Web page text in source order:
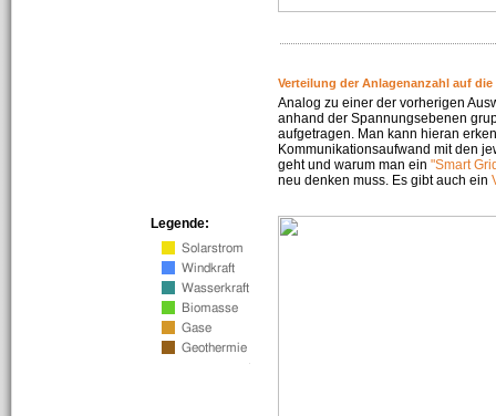
Verteilung der Anlagenanzahl auf die
Analog zu einer der vorherigen
anhand der Spannungsebenen
aufgetragen. Man kann hieran
Kommunikationsaufwand mit den
geht und warum man ein "Smart
neu denken muss. Es gibt auch ein
Legende: